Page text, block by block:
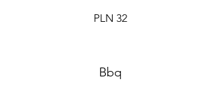
PLN 32
Bbq